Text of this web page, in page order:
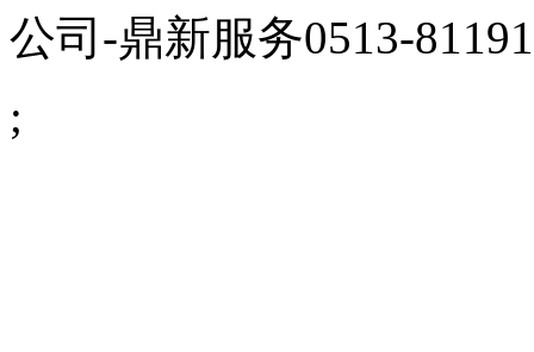
公司 -鼎新服务0513-
;